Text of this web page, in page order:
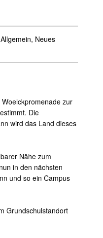
Allgemein, Neues
zur
Die
wird das Land dieses
Nähe zum
in den nächsten
und so ein Campus
Grundschulstandort